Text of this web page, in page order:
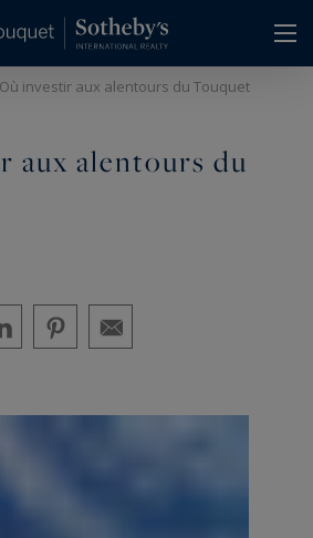
Où investir aux alentours du Touquet
aux alentours du